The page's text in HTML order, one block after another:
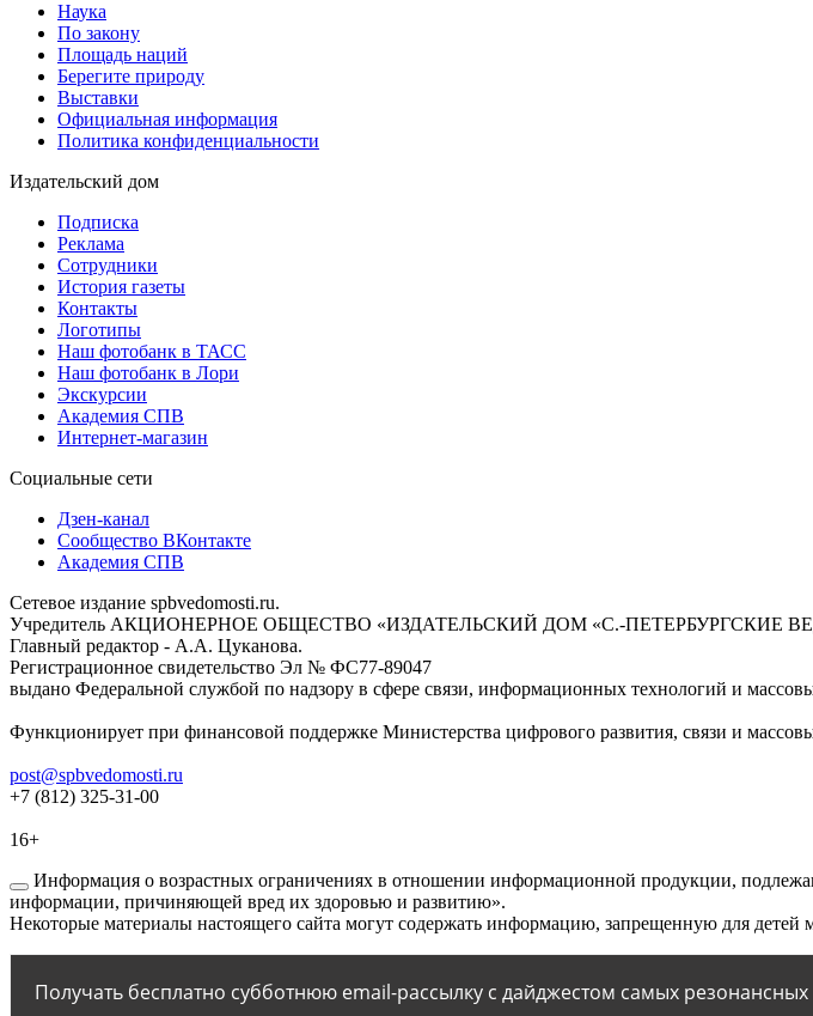
Наука
По закону
Площадь наций
Берегите природу
Выставки
Официальная информация
Политика конфиденциальности
Издательский дом
Подписка
Реклама
Сотрудники
История газеты
Контакты
Логотипы
Наш фотобанк в ТАСС
Наш фотобанк в Лори
Экскурсии
Академия СПВ
Интернет-магазин
Социальные сети
Дзен-канал
Сообщество ВКонтакте
Академия СПВ
Сетевое издание spbvedomosti.ru.
Учредитель АКЦИОНЕРНОЕ ОБЩЕСТВО «ИЗДАТЕЛЬСКИЙ ДОМ «С.-ПЕТЕРБУРГСКИЕ
Главный редактор - А.А. Цуканова.
Регистрационное свидетельство Эл № ФС77-89047
выдано Федеральной службой по надзору в сфере связи, информационных технологий и
Функционирует при финансовой поддержке Министерства цифрового развития, связи и
post@spbvedomosti.ru
+7 (812) 325-31-00
16+
Информация о возрастных ограничениях в отношении информационной продукции,
информации, причиняющей вред их здоровью и развитию».
Некоторые материалы настоящего сайта могут содержать информацию, запрещенную для детей
Получать бесплатно субботнюю email-рассылку с дайджестом самых резонансных